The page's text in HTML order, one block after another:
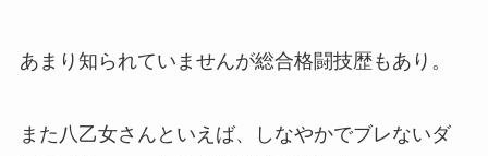
あまり知られていませんが総合格闘技歴もあり。
また八乙女さんといえば、しなやかでブレないダ